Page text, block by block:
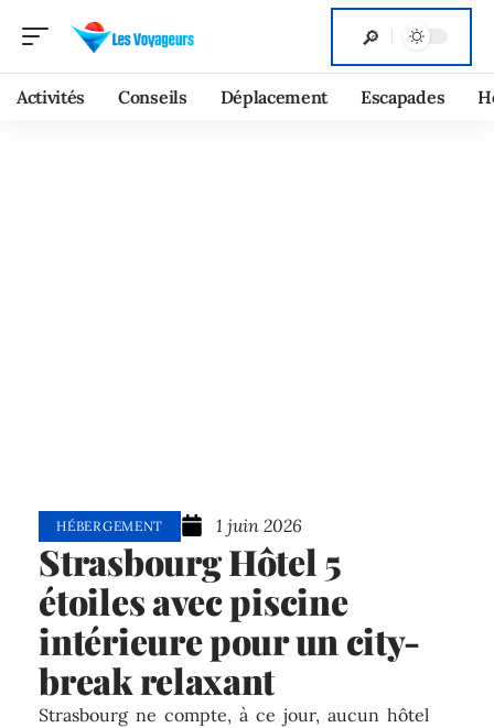
Activités Conseils Déplacement Escapades
HÉBERGEMENT 1 juin 2026
Strasbourg Hôtel 5
étoiles avec piscine
intérieure pour un city-
break relaxant
Strasbourg ne compte, à ce jour, aucun hôtel